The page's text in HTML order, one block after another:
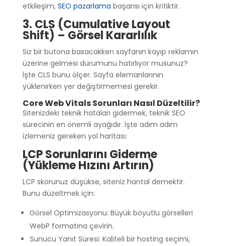
etkileşim, SEO pazarlama başarısı için kritiktir.
3. CLS (Cumulative Layout
Shift) – Görsel Kararlılık
Siz bir butona basacakken sayfanın kayıp reklamın
üzerine gelmesi durumunu hatırlıyor musunuz?
İşte CLS bunu ölçer. Sayfa elemanlarının
yüklenirken yer değiştirmemesi gerekir.
Core Web Vitals Sorunları Nasıl Düzeltilir?
Sitenizdeki teknik hataları gidermek, teknik SEO
sürecinin en önemli ayağıdır. İşte adım adım
izlemeniz gereken yol haritası:
LCP Sorunlarını Giderme
(Yükleme Hızını Artırın)
LCP skorunuz düşükse, siteniz hantal demektir.
Bunu düzeltmek için:
Görsel Optimizasyonu: Büyük boyutlu görselleri
WebP formatına çevirin.
Sunucu Yanıt Süresi: Kaliteli bir hosting seçimi,